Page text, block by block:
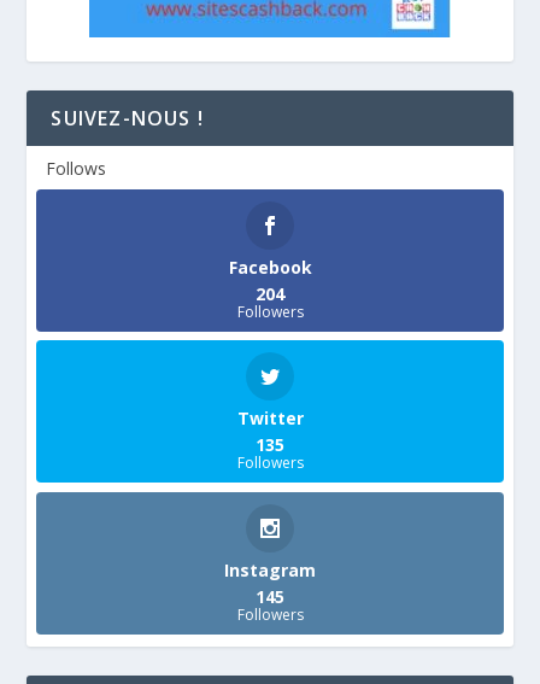
SUIVEZ-NOUS !
Follows
Facebook
204
Followers
Twitter
135
Followers
Instagram
145
Followers